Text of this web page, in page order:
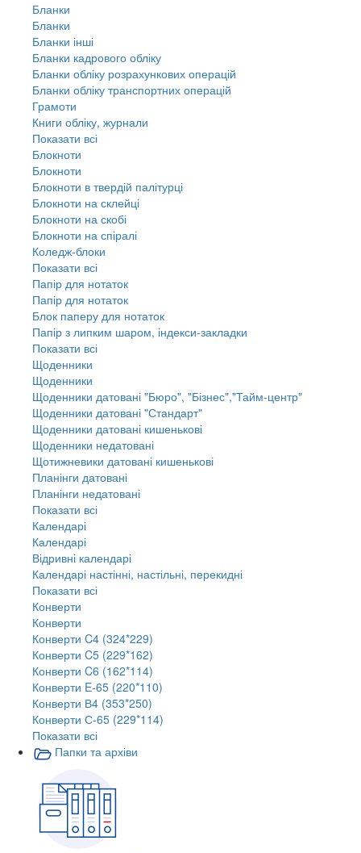
Бланки
Бланки
Бланки інші
Бланки кадрового обліку
Бланки обліку розрахункових операцій
Бланки обліку транспортних операцій
Грамоти
Книги обліку, журнали
Показати всі
Блокноти
Блокноти
Блокноти в твердій палітурці
Блокноти на склейці
Блокноти на скобі
Блокноти на спіралі
Коледж-блоки
Показати всі
Папір для нотаток
Папір для нотаток
Блок паперу для нотаток
Папір з липким шаром, індекси-закладки
Показати всі
Щоденники
Щоденники
Щоденники датовані "Бюро", "Бізнес","Тайм-центр"
Щоденники датовані "Стандарт"
Щоденники датовані кишенькові
Щоденники недатовані
Щотижневики датовані кишенькові
Планінги датовані
Планінги недатовані
Показати всі
Календарі
Календарі
Відривні календарі
Календарі настінні, настільні, перекидні
Показати всі
Конверти
Конверти
Конверти C4 (324*229)
Конверти C5 (229*162)
Конверти C6 (162*114)
Конверти E-65 (220*110)
Конверти В4 (353*250)
Конверти С-65 (229*114)
Показати всі
Папки та архіви